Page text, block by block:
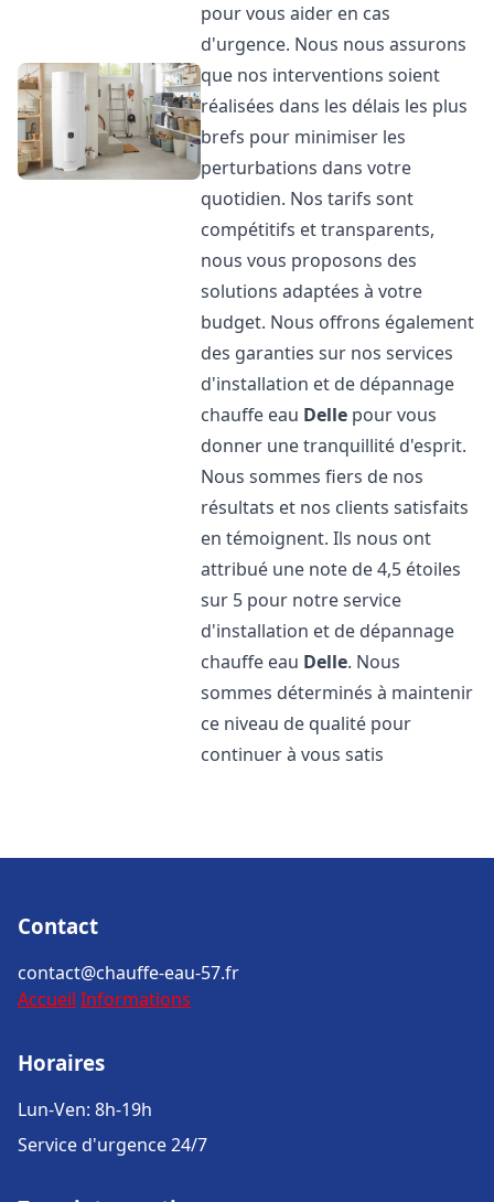
pour vous aider en cas
d'urgence. Nous nous assurons
que nos interventions soient
réalisées dans les délais les plus
brefs pour minimiser les
perturbations dans votre
quotidien. Nos tarifs sont
compétitifs et transparents,
nous vous proposons des
solutions adaptées à votre
budget. Nous offrons également
des garanties sur nos services
d'installation et de dépannage
chauffe eau Delle pour vous
donner une tranquillité d'esprit.
Nous sommes fiers de nos
résultats et nos clients satisfaits
en témoignent. Ils nous ont
attribué une note de 4,5 étoiles
sur 5 pour notre service
d'installation et de dépannage
chauffe eau Delle. Nous
sommes déterminés à maintenir
ce niveau de qualité pour
continuer à vous satis
Contact
contact@chauffe-eau-57.fr
Accueil Informations
Horaires
Lun-Ven: 8h-19h
Service d'urgence 24/7